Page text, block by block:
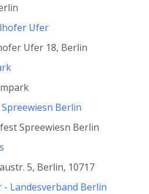
Ufer
Ufer 18, Berlin
Berlin
Spreewiesn Berlin
5, Berlin, 10717
- Landesverband Berlin